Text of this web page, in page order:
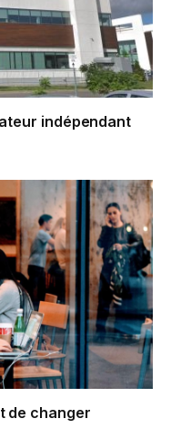
indépendant
de changer